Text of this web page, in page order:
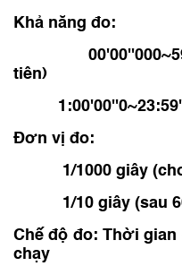
Khả năng đo:
tiên)
Đơn vị đo:
1/1000 giây (cho
1/10 giây (sau
Chế độ đo: Thời
chạy